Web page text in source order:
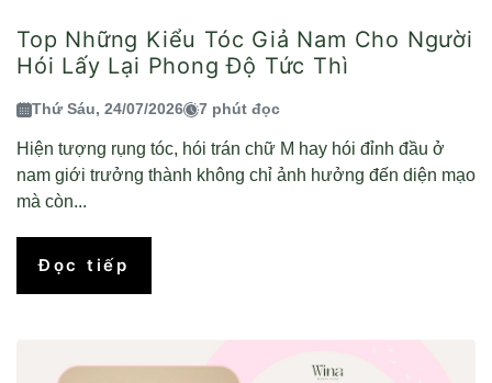
Top Những Kiểu Tóc Giả Nam Cho Người
Hói Lấy Lại Phong Độ Tức Thì
Thứ Sáu, 24/07/2026 7 phút đọc
Hiện tượng rụng tóc, hói trán chữ M hay hói đỉnh đầu ở
nam giới trưởng thành không chỉ ảnh hưởng đến diện mạo
mà còn...
Đọc tiếp